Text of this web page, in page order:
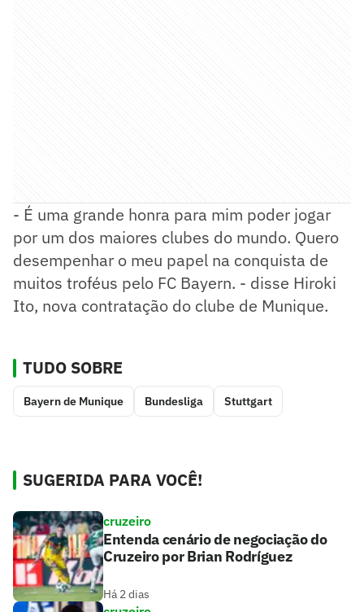
- É uma grande honra para mim poder jogar
por um dos maiores clubes do mundo. Quero
desempenhar o meu papel na conquista de
muitos troféus pelo FC Bayern. - disse Hiroki
Ito, nova contratação do clube de Munique.
TUDO SOBRE
Bayern de Munique Bundesliga Stuttgart
SUGERIDA PARA VOCÊ!
cruzeiro
Entenda cenário de negociação do
Cruzeiro por Brian Rodríguez
Há 2 dias